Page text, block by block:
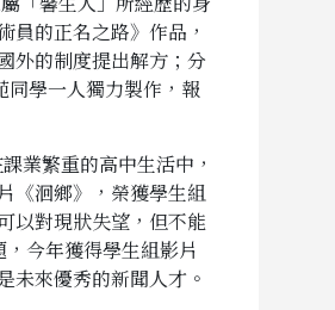
的正名之路》作品，
外的制度提出解方；分
學一人獨力製作，報
業繁重的高中生活中，
《洄鄉》，榮獲學生組
以對現狀失望，但不能
今年獲得學生組影片
未來優秀的新聞人才。